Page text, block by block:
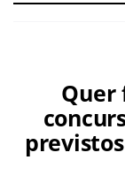
Quer